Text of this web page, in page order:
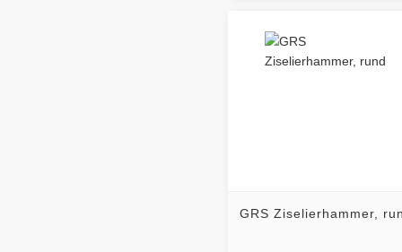
GRS Ziselierhammer,